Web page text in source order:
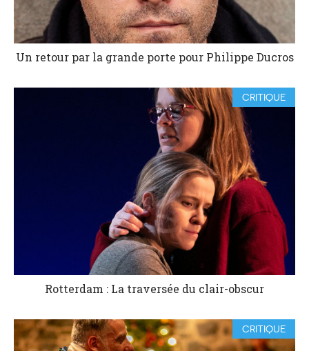
Un retour par la grande porte pour Philippe Ducros
CRITIQUE
Rotterdam : La traversée du clair-obscur
CRITIQUE